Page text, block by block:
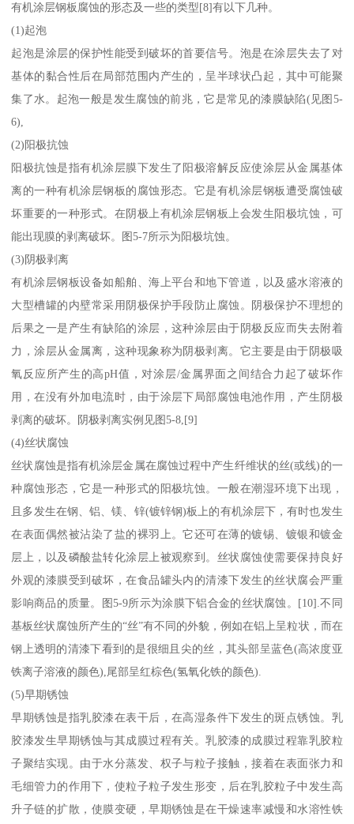
有机涂层钢板腐蚀的形态及一些的类型[8]有以下几种。
(1)起泡
起泡是涂层的保护性能受到破坏的首要信号。泡是在涂层失去了对
基体的黏合性后在局部范围内产生的，呈半球状凸起，其中可能聚
集了水。起泡一般是发生腐蚀的前兆，它是常见的漆膜缺陷(见图5-
6),
(2)阳极抗蚀
阳极抗蚀是指有机涂层膜下发生了阳极溶解反应使涂层从金属基体
离的一种有机涂层钢板的腐蚀形态。它是有机涂层钢板遭受腐蚀破
坏重要的一种形式。在阴极上有机涂层钢板上会发生阳极坑蚀，可
能出现膜的剥离破坏。图5-7所示为阳极坑蚀。
(3)阴极剥离
有机涂层钢板设备如船舶、海上平台和地下管道，以及盛水溶液的
大型槽罐的内壁常采用阴极保护手段防止腐蚀。阴极保护不理想的
后果之一是产生有缺陷的涂层，这种涂层由于阴极反应而失去附着
力，涂层从金属离，这种现象称为阴极剥离。它主要是由于阴极吸
氧反应所产生的高pH值，对涂层/金属界面之间结合力起了破坏作
用，在没有外加电流时，由于涂层下局部腐蚀电池作用，产生阴极
剥离的破坏。阴极剥离实例见图5-8,[9]
(4)丝状腐蚀
丝状腐蚀是指有机涂层金属在腐蚀过程中产生纤维状的丝(或线)的一
种腐蚀形态，它是一种形式的阳极坑蚀。一般在潮湿环境下出现，
且多发生在钢、铝、镁、锌(镀锌钢)板上的有机涂层下，有时也发生
在表面偶然被沾染了盐的裸羽上。它还可在薄的镀锡、镀银和镀金
层上，以及磷酸盐转化涂层上被观察到。丝状腐蚀使需要保持良好
外观的漆膜受到破坏，在食品罐头内的清漆下发生的丝状腐会严重
影响商品的质量。图5-9所示为涂膜下铝合金的丝状腐蚀。[10].不同
基板丝状腐蚀所产生的“丝”有不同的外貌，例如在铝上呈粒状，而在
钢上透明的清漆下看到的是很细且尖的丝，其头部呈蓝色(高浓度亚
铁离子溶液的颜色),尾部呈红棕色(氢氧化铁的颜色).
(5)早期锈蚀
早期锈蚀是指乳胶漆在表干后，在高湿条件下发生的斑点锈蚀。乳
胶漆发生早期锈蚀与其成膜过程有关。乳胶漆的成膜过程靠乳胶粒
子聚结实现。由于水分蒸发、权子与粒子接触，接着在表面张力和
毛细管力的作用下，使粒子粒子发生形变，后在乳胶粒子中发生高
升子链的扩散，使膜变硬，早期锈蚀是在干燥速率减慢和水溶性铁